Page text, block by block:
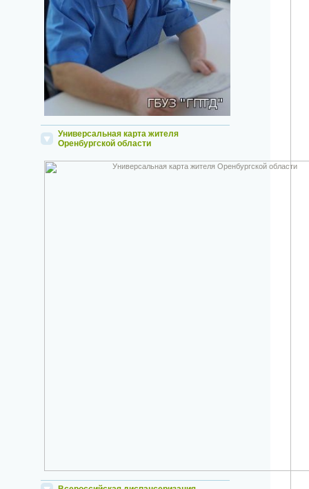
Универсальная карта жителя
Оренбургской области